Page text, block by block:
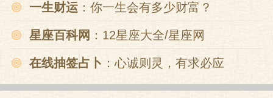
一生财运 ：你一生会有多少财富？
星座百科网 ：12星座大全/星座网
在线抽签占卜 ：心诚则灵，有求必应